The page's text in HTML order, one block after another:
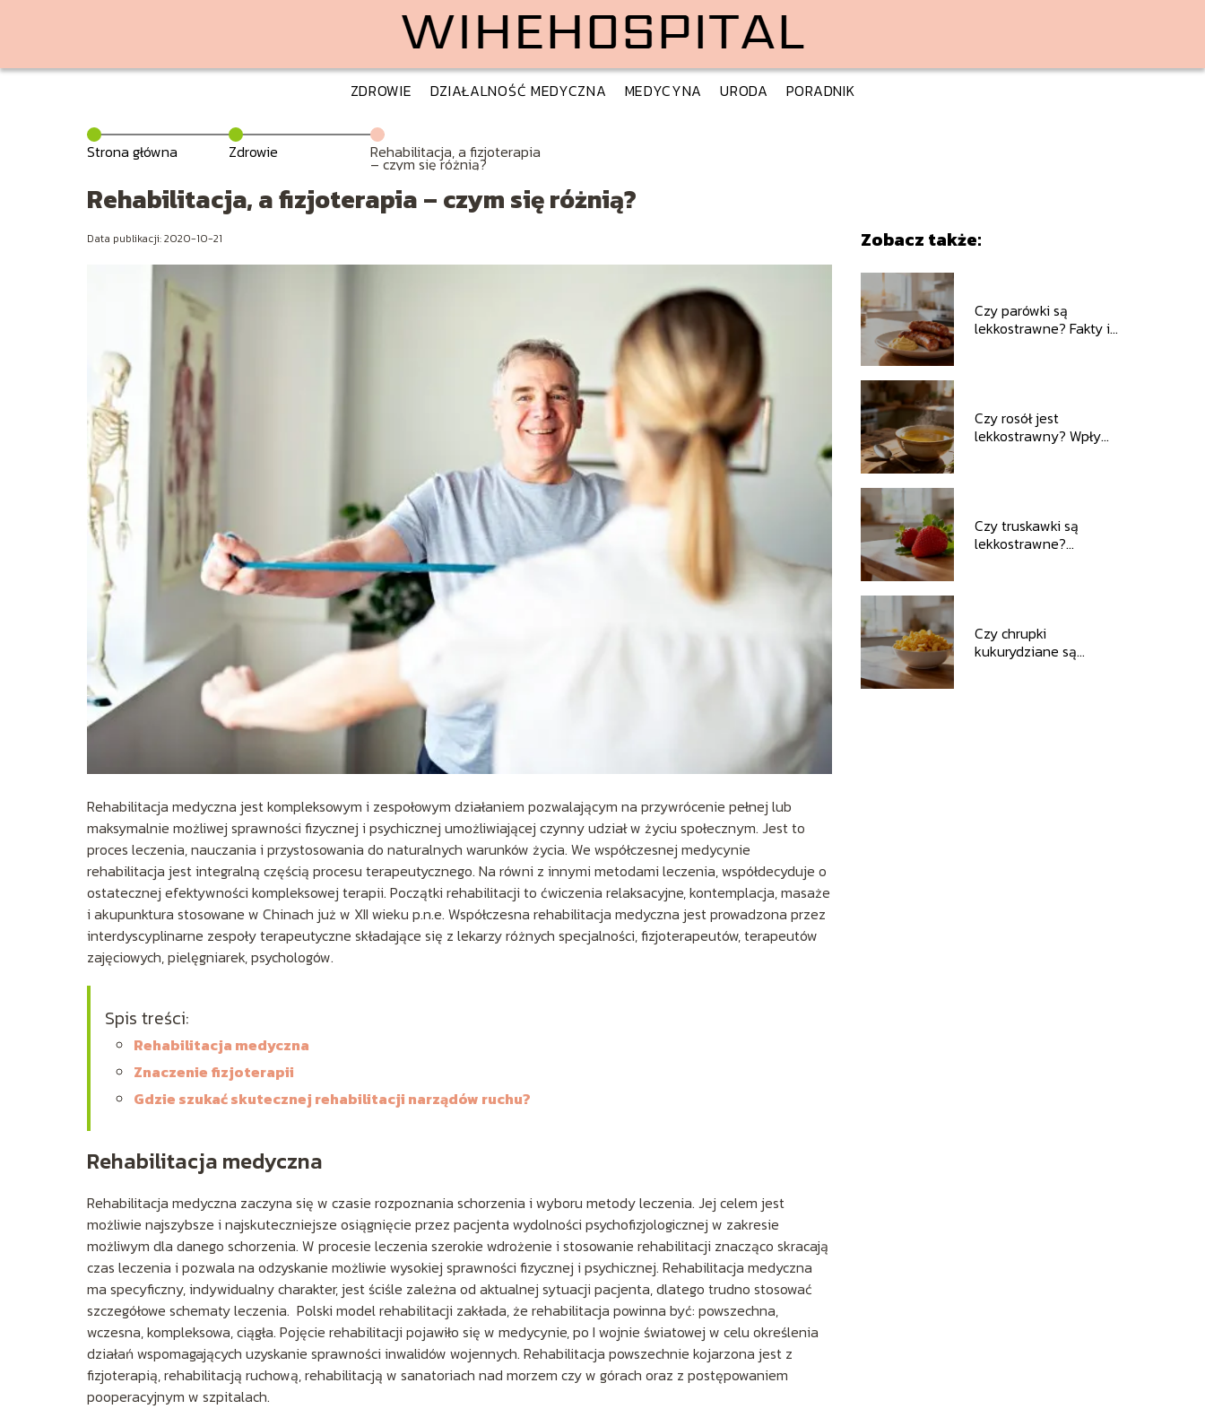
ZDROWIE DZIAŁALNOŚĆ MEDYCZNA MEDYCYNA URODA PORADNIK
Strona główna Zdrowie Rehabilitacja, a fizjoterapia
– czym się różnią?
Rehabilitacja, a fizjoterapia – czym się różnią?
Data publikacji: 2020-10-21
Rehabilitacja medyczna jest kompleksowym i zespołowym działaniem pozwalającym na przywrócenie pełnej lub
maksymalnie możliwej sprawności fizycznej i psychicznej umożliwiającej czynny udział w życiu społecznym. Jest to
proces leczenia, nauczania i przystosowania do naturalnych warunków życia. We współczesnej medycynie
rehabilitacja jest integralną częścią procesu terapeutycznego. Na równi z innymi metodami leczenia, współdecyduje o
ostatecznej efektywności kompleksowej terapii. Początki rehabilitacji to ćwiczenia relaksacyjne, kontemplacja, masaże
i akupunktura stosowane w Chinach już w XII wieku p.n.e. Współczesna rehabilitacja medyczna jest prowadzona przez
interdyscyplinarne zespoły terapeutyczne składające się z lekarzy różnych specjalności, fizjoterapeutów, terapeutów
zajęciowych, pielęgniarek, psychologów.
Spis treści:
Rehabilitacja medyczna
Znaczenie fizjoterapii
Gdzie szukać skutecznej rehabilitacji narządów ruchu?
Rehabilitacja medyczna
Rehabilitacja medyczna zaczyna się w czasie rozpoznania schorzenia i wyboru metody leczenia. Jej celem jest
możliwie najszybsze i najskuteczniejsze osiągnięcie przez pacjenta wydolności psychofizjologicznej w zakresie
możliwym dla danego schorzenia. W procesie leczenia szerokie wdrożenie i stosowanie rehabilitacji znacząco skracają
czas leczenia i pozwala na odzyskanie możliwie wysokiej sprawności fizycznej i psychicznej. Rehabilitacja medyczna
ma specyficzny, indywidualny charakter, jest ściśle zależna od aktualnej sytuacji pacjenta, dlatego trudno stosować
szczegółowe schematy leczenia. Polski model rehabilitacji zakłada, że rehabilitacja powinna być: powszechna,
wczesna, kompleksowa, ciągła. Pojęcie rehabilitacji pojawiło się w medycynie, po I wojnie światowej w celu określenia
działań wspomagających uzyskanie sprawności inwalidów wojennych. Rehabilitacja powszechnie kojarzona jest z
fizjoterapią, rehabilitacją ruchową, rehabilitacją w sanatoriach nad morzem czy w górach oraz z postępowaniem
pooperacyjnym w szpitalach.
Zobacz także:
Czy parówki są
lekkostrawne? Fakty i
Czy rosół jest
lekkostrawny? Wpływ
Czy truskawki są
lekkostrawne?
Czy chrupki
kukurydziane są